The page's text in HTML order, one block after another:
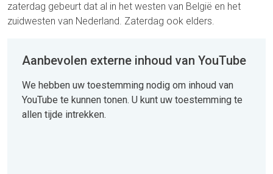
zaterdag gebeurt dat al in het westen van België en het
zuidwesten van Nederland. Zaterdag ook elders.
Aanbevolen externe inhoud van YouTube
We hebben uw toestemming nodig om inhoud van
YouTube te kunnen tonen. U kunt uw toestemming te
allen tijde intrekken.